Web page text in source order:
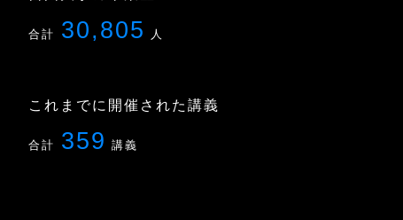
合計 30,805 人
これまでに開催された講義
合計 359 講義